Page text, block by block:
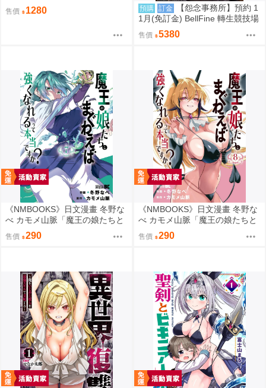
售價 1280 預購 訂金
【怨念事務所】預約 1
1月(免訂金) BellFine 轉生競技場
瑪爾 巴洛克 1/6 0830
售價 5380
《NMBOOKS》日文漫畫 冬野な
べ カモメ山脈「魔王の娘たちと
まぐわえば強くなれるって本当
ですか？ (7)」
售價 290
《NMBOOKS》日文漫畫 冬野な
べ カモメ山脈「魔王の娘たちと
まぐわえば強くなれるって本当
ですか？ (8)」
售價 290